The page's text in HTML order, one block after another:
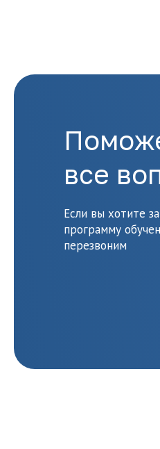
Если вы хотите
программу
перезвоним
все